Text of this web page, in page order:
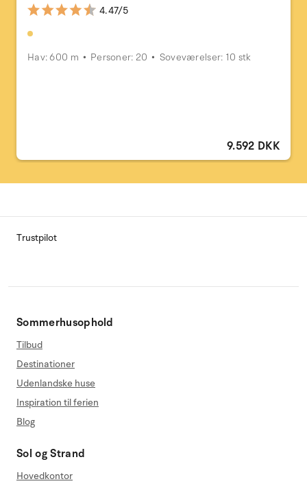
4.47/5
Hav: 600 m Personer: 20 Soveværelser: 10 stk
9.592 DKK
Trustpilot
Sommerhusophold
Tilbud
Destinationer
Udenlandske huse
Inspiration til ferien
Blog
Sol og Strand
Hovedkontor